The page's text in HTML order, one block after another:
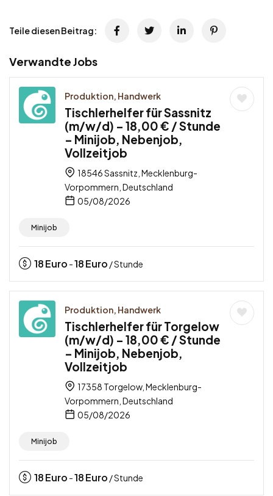
Teile diesen Beitrag:
Verwandte Jobs
Produktion, Handwerk
Tischlerhelfer für Sassnitz
(m/w/d) – 18,00 € / Stunde
– Minijob, Nebenjob,
Vollzeitjob
18546 Sassnitz, Mecklenburg-
Vorpommern, Deutschland
05/08/2026
Minijob
18Euro -18Euro / Stunde
Produktion, Handwerk
Tischlerhelfer für Torgelow
(m/w/d) – 18,00 € / Stunde
– Minijob, Nebenjob,
Vollzeitjob
17358 Torgelow, Mecklenburg-
Vorpommern, Deutschland
05/08/2026
Minijob
18Euro -18Euro / Stunde